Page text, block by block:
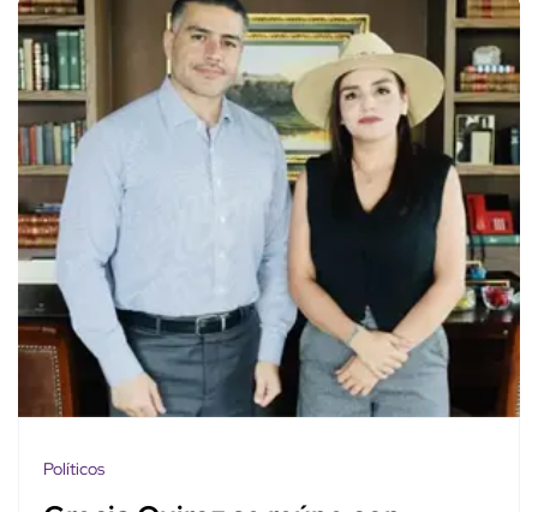
Políticos